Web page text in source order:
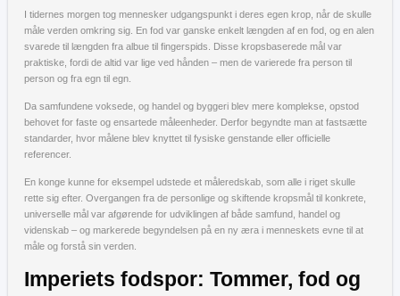
I tidernes morgen tog mennesker udgangspunkt i deres egen krop, når de skulle
måle verden omkring sig. En fod var ganske enkelt længden af en fod, og en alen
svarede til længden fra albue til fingerspids. Disse kropsbaserede mål var
praktiske, fordi de altid var lige ved hånden – men de varierede fra person til
person og fra egn til egn.
Da samfundene voksede, og handel og byggeri blev mere komplekse, opstod
behovet for faste og ensartede måleenheder. Derfor begyndte man at fastsætte
standarder, hvor målene blev knyttet til fysiske genstande eller officielle
referencer.
En konge kunne for eksempel udstede et måleredskab, som alle i riget skulle
rette sig efter. Overgangen fra de personlige og skiftende kropsmål til konkrete,
universelle mål var afgørende for udviklingen af både samfund, handel og
videnskab – og markerede begyndelsen på en ny æra i menneskets evne til at
måle og forstå sin verden.
Imperiets fodspor: Tommer, fod og